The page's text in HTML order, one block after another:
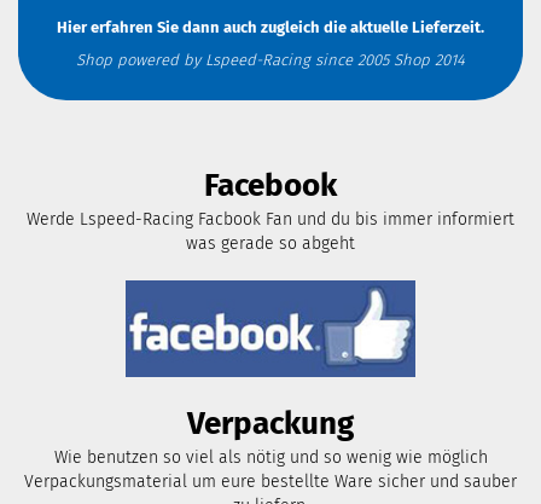
Hier erfahren Sie dann auch zugleich die aktuelle Lieferzeit.
Shop powered by Lspeed-Racing since 2005 Shop 2014
Facebook
Werde Lspeed-Racing Facbook Fan und du bis immer informiert
was gerade so abgeht
Verpackung
Wie benutzen so viel als nötig und so wenig wie möglich
Verpackungsmaterial um eure bestellte Ware sicher und sauber